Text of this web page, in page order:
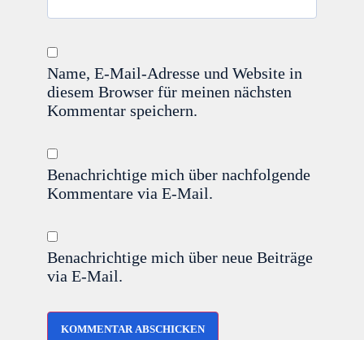
Name, E-Mail-Adresse und Website in
diesem Browser für meinen nächsten
Kommentar speichern.
Benachrichtige mich über nachfolgende
Kommentare via E-Mail.
Benachrichtige mich über neue Beiträge
via E-Mail.